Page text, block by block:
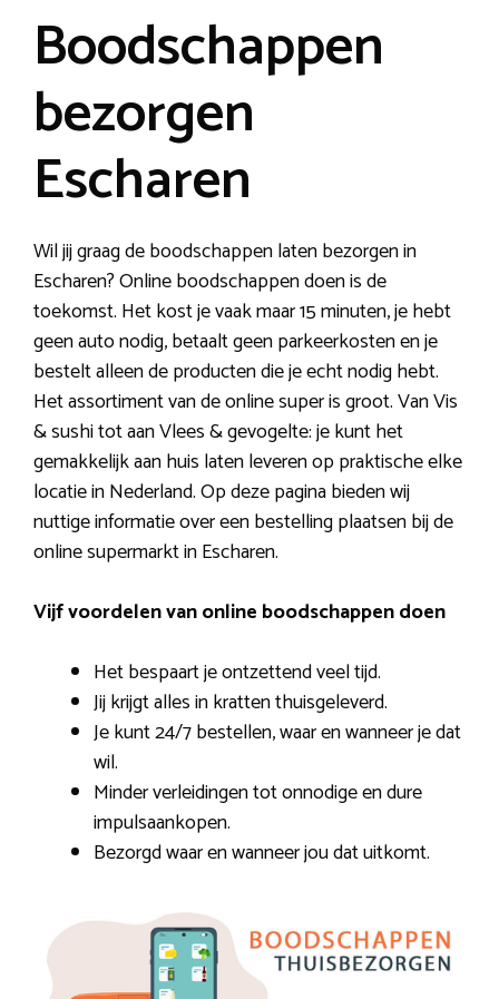
Boodschappen
bezorgen
Escharen
Wil jij graag de boodschappen laten bezorgen in
Escharen? Online boodschappen doen is de
toekomst. Het kost je vaak maar 15 minuten, je hebt
geen auto nodig, betaalt geen parkeerkosten en je
bestelt alleen de producten die je echt nodig hebt.
Het assortiment van de online super is groot. Van Vis
& sushi tot aan Vlees & gevogelte: je kunt het
gemakkelijk aan huis laten leveren op praktische elke
locatie in Nederland. Op deze pagina bieden wij
nuttige informatie over een bestelling plaatsen bij de
online supermarkt in Escharen.
Vijf voordelen van online boodschappen doen
Het bespaart je ontzettend veel tijd.
Jij krijgt alles in kratten thuisgeleverd.
Je kunt 24/7 bestellen, waar en wanneer je dat
wil.
Minder verleidingen tot onnodige en dure
impulsaankopen.
Bezorgd waar en wanneer jou dat uitkomt.